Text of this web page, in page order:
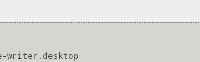
writer.desktop